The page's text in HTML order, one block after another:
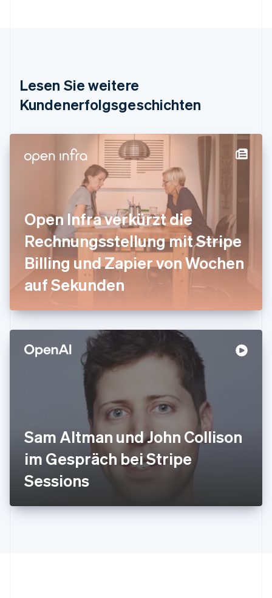
Lesen Sie weitere
Kundenerfolgsgeschichten
Open Infra verkürzt die
Rechnungsstellung mit Stripe
Billing und Zapier von Wochen
auf Sekunden
Sam Altman und John Collison
im Gespräch bei Stripe
Sessions
DeutschEnglish
English
EnglishSvenska
English
Griechenland
English
Indien
English
Irland
English
Italien
Japan
日本語English
Kanada
English Français
Italiano
Liechtenstein
Litauen
English
Luxemburg
FrançaisDeutsch
Malaysia
Malta